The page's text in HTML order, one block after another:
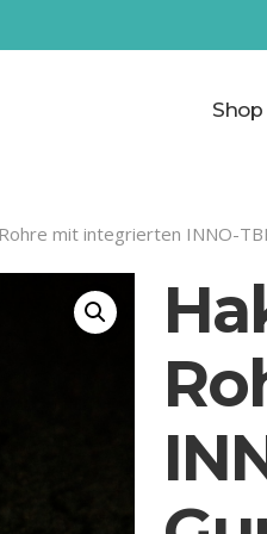
Shop
mit integrierten INNO-